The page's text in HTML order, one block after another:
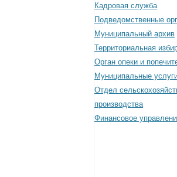
Кадровая служба
Подведомственные
Муниципальный архив
Территориальная
Орган опеки и
Муниципальные
Отдел
производства
Финансовое